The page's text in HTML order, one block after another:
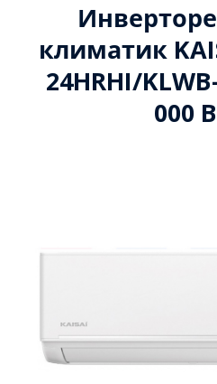
климатик
24HRHI/
000